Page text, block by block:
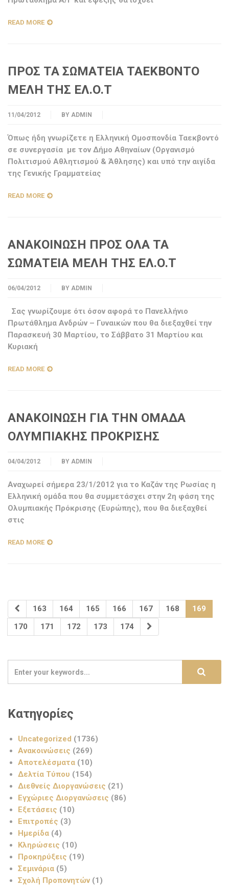
READ MORE
ΠΡΟΣ ΤΑ ΣΩΜΑΤΕΙΑ ΤΑΕΚΒΟΝΤΟ
ΜΕΛΗ ΤΗΣ ΕΛ.Ο.Τ
11/04/2012 BY ADMIN
Όπως ήδη γνωρίζετε η Ελληνική Ομοσπονδία Ταεκβοντό
σε συνεργασία με τον Δήμο Αθηναίων (Οργανισμό
Πολιτισμού Αθλητισμού & Άθλησης) και υπό την αιγίδα
της Γενικής Γραμματείας
READ MORE
ΑΝΑΚΟΙΝΩΣΗ ΠΡΟΣ ΟΛΑ ΤΑ
ΣΩΜΑΤΕΙΑ ΜΕΛΗ THΣ ΕΛ.Ο.Τ
06/04/2012 BY ADMIN
Σας γνωρίζουμε ότι όσον αφορά το Πανελλήνιο
Πρωτάθλημα Ανδρών – Γυναικών που θα διεξαχθεί την
Παρασκευή 30 Μαρτίου, το Σάββατο 31 Μαρτίου και
Κυριακή
READ MORE
ΑΝΑΚΟΙΝΩΣΗ ΓΙΑ THN ΟΜΑΔΑ
ΟΛΥΜΠΙΑΚΗΣ ΠΡΟΚΡΙΣΗΣ
04/04/2012 BY ADMIN
Αναχωρεί σήμερα 23/1/2012 για το Καζάν της Ρωσίας η
Ελληνική ομάδα που θα συμμετάσχει στην 2η φάση της
Ολυμπιακής Πρόκρισης (Ευρώπης), που θα διεξαχθεί
στις
READ MORE
163 164 165 166 167 168
169
170
171 172 173 174
Κατηγορίες
Uncategorized (1736)
Ανακοινώσεις (269)
Αποτελέσματα (10)
Δελτία Τύπου (154)
Διεθνείς Διοργανώσεις (21)
Εγχώριες Διοργανώσεις (86)
Εξετάσεις (10)
Επιτροπές (3)
Ημερίδα (4)
Κληρώσεις (10)
Προκηρύξεις (19)
Σεμινάρια (5)
Σχολή Προπονητών (1)